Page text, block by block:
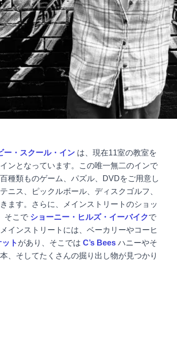
ー・スクール・イン は、現在11室の教室を
ンとなっています。この唯一無二のインで
種類ものゲーム、パズル、DVDをご用意し
ニス、ピックルボール、ディスクゴルフ、
ます。さらに、メインストリートのショッ
そこで ショーニー・ヒルズ・イーバイクで
インストリートには、ベーカリーやコーヒ
ト があり、そこでは C’s Bees ハニーやそ
、そしてたくさんの掘り出し物が見つかり